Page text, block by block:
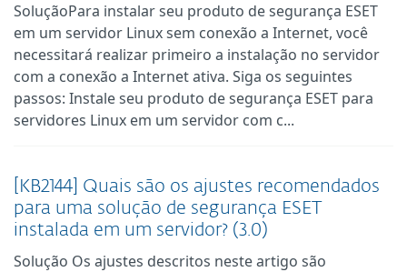
SoluçãoPara instalar seu produto de segurança ESET
em um servidor Linux sem conexão a Internet, você
necessitará realizar primeiro a instalação no servidor
com a conexão a Internet ativa. Siga os seguintes
passos: Instale seu produto de segurança ESET para
servidores Linux em um servidor com c...
[KB2144] Quais são os ajustes recomendados
para uma solução de segurança ESET
instalada em um servidor? (3.0)
Solução Os ajustes descritos neste artigo são